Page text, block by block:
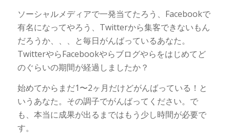
ソーシャルメディアで一発当てたろう、Facebookで
有名になってやろう、Twitterから集客できないもん
だろうか、、、と毎日がんばっているあなた。
TwitterやらFacebookやらブログやらをはじめてど
のぐらいの期間が経過しましたか？
始めてからまだ1〜2ヶ月だけどがんばっている！と
いうあなた。その調子でがんばってください。で
も、本当に成果が出るまではもう少し時間が必要で
す。